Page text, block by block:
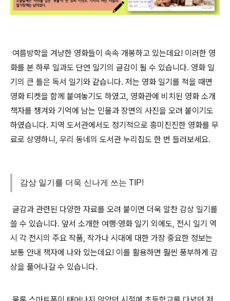
여름방학을 겨냥한 영화들이 속속 개봉하고 있는데요! 이러한 영
화를 본 하루 일과도 단연 일기의 글감이 될 수 있습니다. 영화 일
기의 큰 틀은 독서 일기와 같습니다. 저는 영화 일기를 적을 때면
영화 티켓을 함께 붙여놓기도 하였고, 영화관에 비치된 영화 소개
책자를 챙겨와 기억에 남는 인물과 장면의 사진을 오려 붙이기도
하였습니다. 지역 도서관에서도 정기적으로 흥미진진한 영화를 무
료로 상영하니, 우리 동네의 도서관 누리집도 한 번 들러보세요.
감상 일기를 더욱 신나게 쓰는 TIP!
글감과 관련된 다양한 자료를 오려 붙이면 더욱 알찬 감상 일기를
쓸 수 있습니다. 앞서 소개한 여행·영화 일기 외에도, 전시 일기 역
시 각 전시의 주요 작품, 작가나 시대에 대한 가장 중요한 정보는
보통 안내 책자에 나와 있는데요! 이를 활용하면 훨씬 풍부하게 감
상을 풀어나갈 수 있습니다.